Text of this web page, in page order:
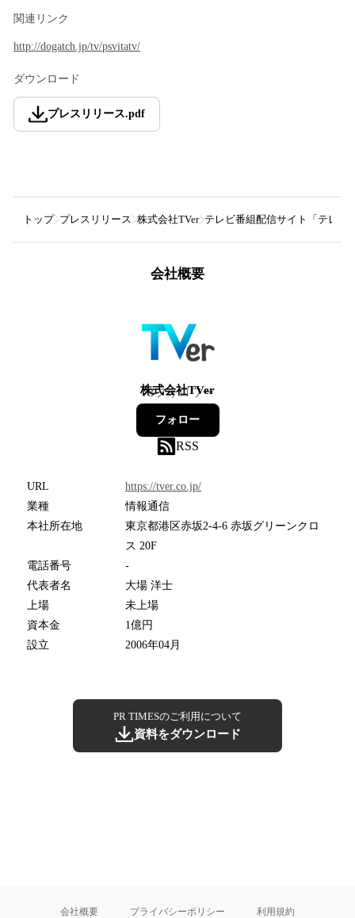
関連リンク
http://dogatch.jp/tv/psvitatv/
ダウンロード
プレスリリース.pdf
トップ プレスリリース 株式会社TVer テレビ番組配信サイト「テレ
会社概要
株式会社TVer
73フォロワー
フォロー
RSS
URL
https://tver.co.jp/
業種
情報通信
本社所在地
東京都港区赤坂2-4-6 赤坂グリーンクロ
ス 20F
電話番号
-
代表者名
大場 洋士
上場
未上場
資本金
1億円
設立
2006年04月
PR TIMESのご利用について
資料をダウンロード
会社概要 プライバシーポリシー 利用規約